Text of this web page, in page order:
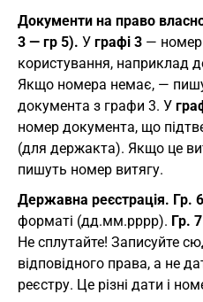
Документи на право
3 — гр 5). У графі 3 — номер
користування, наприклад
Якщо номера немає, —
документа з графи 3. У
номер документа, що
(для держакта). Якщо це
пишуть номер витягу.
Державна реєстрація. Гр. 6
форматі (дд.мм.рррр). Гр. 7
Не сплутайте! Записуйте
відповідного права, а не
реєстру. Це різні дати і